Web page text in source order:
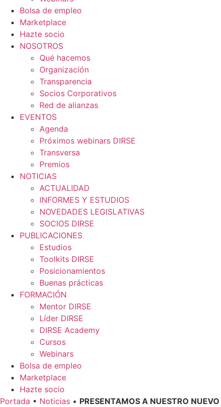
Bolsa de empleo
Marketplace
Hazte socio
NOSOTROS
Qué hacemos
Organización
Transparencia
Socios Corporativos
Red de alianzas
EVENTOS
Agenda
Próximos webinars DIRSE
Transversa
Premios
NOTICIAS
ACTUALIDAD
INFORMES Y ESTUDIOS
NOVEDADES LEGISLATIVAS
SOCIOS DIRSE
PUBLICACIONES
Estudios
Toolkits DIRSE
Posicionamientos
Buenas prácticas
FORMACIÓN
Mentor DIRSE
Líder DIRSE
DIRSE Academy
Cursos
Webinars
Bolsa de empleo
Marketplace
Hazte socio
Portada • Noticias • PRESENTAMOS A NUESTRO NUEVO